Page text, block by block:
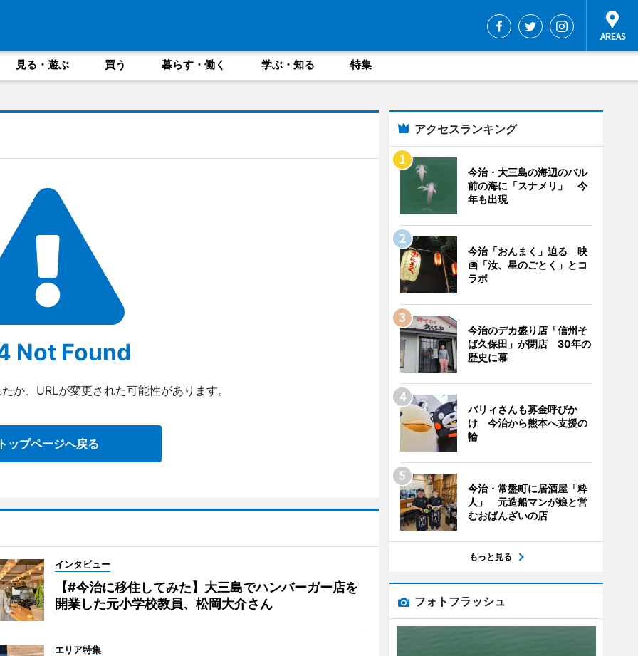
見る・遊ぶ 買う 暮らす・働く 学ぶ・知る 特集
Not Found
か、URLが変更された可能性があります。
ップページへ戻る
インタビュー
【#今治に移住してみた】大三島でハンバーガー店を
開業した元小学校教員、松岡大介さん
エリア特集
アクセスランキング
今治・大三島の海辺のバル
前の海に「スナメリ」 今
年も出現
今治「おんまく」迫る 映
画「汝、星のごとく」とコ
ラボ
今治のデカ盛り店「信州そ
ば久保田」が閉店 30年の
歴史に幕
バリィさんも募金呼びか
け 今治から熊本へ支援の
輪
今治・常盤町に居酒屋「粋
人」 元造船マンが娘と営
むおばんざいの店
もっと見る
フォトフラッシュ